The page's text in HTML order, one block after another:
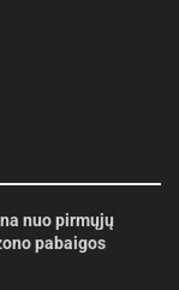
nuo pirmųjų
pabaigos